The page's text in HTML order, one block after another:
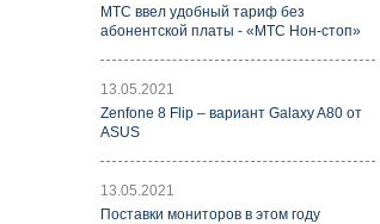
МТС ввел удобный тариф без
абонентской платы - «МТС Нон-стоп»
13.05.2021
Zenfone 8 Flip – вариант Galaxy A80 от
ASUS
13.05.2021
Поставки мониторов в этом году